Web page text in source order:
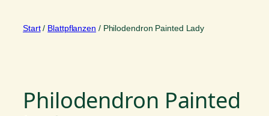
Start/ Blattpflanzen / Philodendron Painted Lady
Philodendron Painted